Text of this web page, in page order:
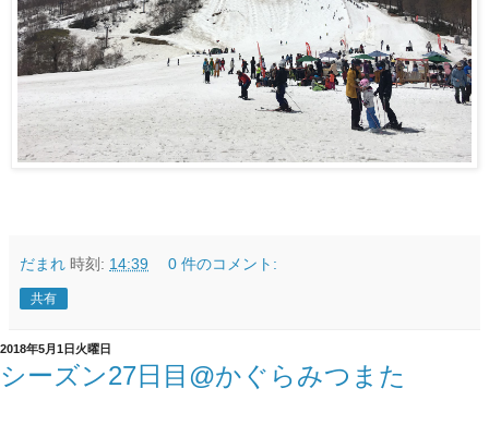
だまれ 時刻: 14:39 0 件のコメント:
共有
2018年5月1日火曜日
シーズン27日目@かぐらみつまた